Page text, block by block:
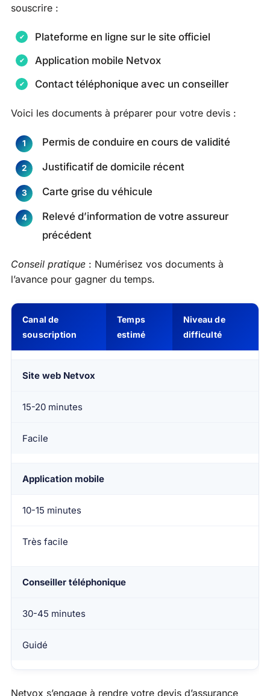
souscrire :
Plateforme en ligne sur le site officiel
Application mobile Netvox
Contact téléphonique avec un conseiller
Voici les documents à préparer pour votre devis :
Permis de conduire en cours de validité
Justificatif de domicile récent
Carte grise du véhicule
Relevé d’information de votre assureur
précédent
Conseil pratique : Numérisez vos documents à
l’avance pour gagner du temps.
Canal de
souscription
Temps
estimé
Niveau de
difficulté
Site web Netvox
15-20 minutes
Facile
Application mobile
10-15 minutes
Très facile
Conseiller téléphonique
30-45 minutes
Guidé
Netvox s’engage à rendre votre devis d’assurance